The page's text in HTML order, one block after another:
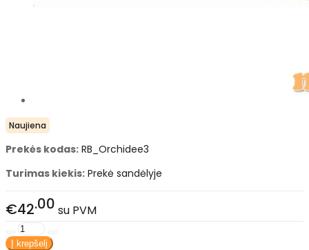
Naujiena
Prekės kodas: RB_Orchidee3
Turimas kiekis: Prekė sandėlyje
€42 00 su PVM